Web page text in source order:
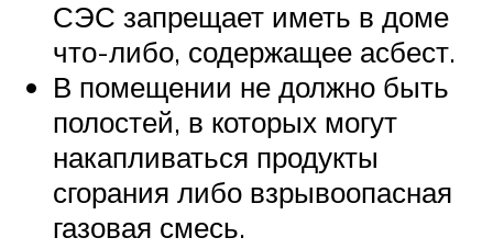
СЭС запрещает иметь в доме
что-либо, содержащее асбест.
В помещении не должно быть
полостей, в которых могут
накапливаться продукты
сгорания либо взрывоопасная
газовая смесь.